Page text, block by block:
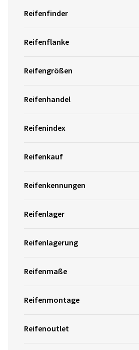
Reifenfinder
Reifenflanke
Reifengrößen
Reifenhandel
Reifenindex
Reifenkauf
Reifenkennungen
Reifenlager
Reifenlagerung
Reifenmaße
Reifenmontage
Reifenoutlet